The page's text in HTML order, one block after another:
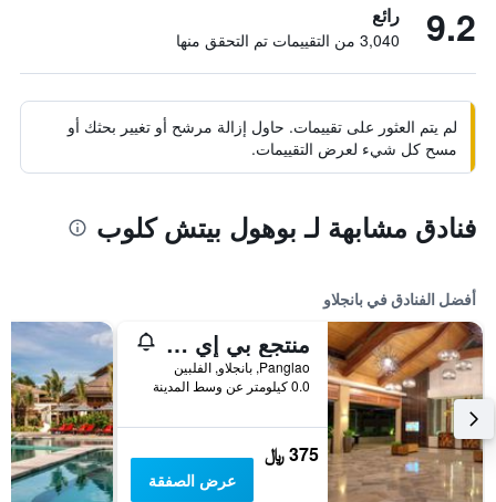
9.2 رائع
3,040 من التقييمات تم التحقق منها
لم يتم العثور على تقييمات. حاول إزالة مرشح أو تغيير بحثك أو
مسح كل شيء لعرض التقييمات.
فنادق مشابهة لـ بوهول بيتش كلوب
أفضل الفنادق في بانجلاو
منتجع بي إي غراند، بوهول
Panglao, بانجلاو, الفلبين
0.0 كيلومتر عن وسط المدينة
375 ﷼
عرض الصفقة